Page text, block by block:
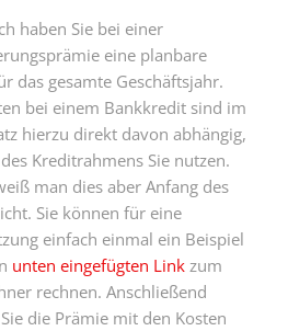
haben Sie bei einer
eine planbare
das gesamte Geschäftsjahr.
bei einem Bankkredit sind im
hierzu direkt davon abhängig,
Kreditrahmens Sie nutzen.
man dies aber Anfang des
Sie können für eine
einfach einmal ein Beispiel
unten eingefügten Linkzum
rechnen. Anschließend
die Prämie mit den Kosten